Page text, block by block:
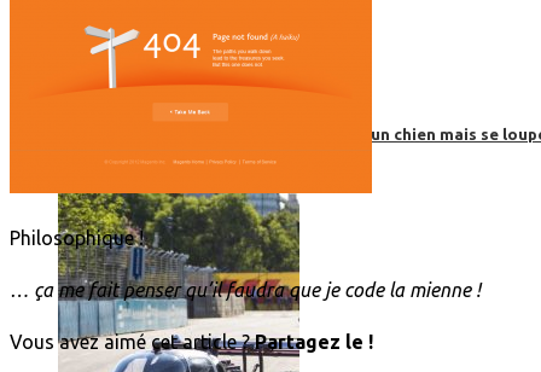
Roborace : une voiture autonome évite un chien mais se
Philosophique !
… ça me fait penser qu’il faudra que je code la mienne !
Vous avez aimé cet article ?Partagez le !